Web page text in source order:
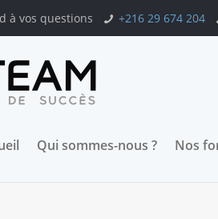
à vos questions +216 29 674 204
Qui sommes-nous ? Nos